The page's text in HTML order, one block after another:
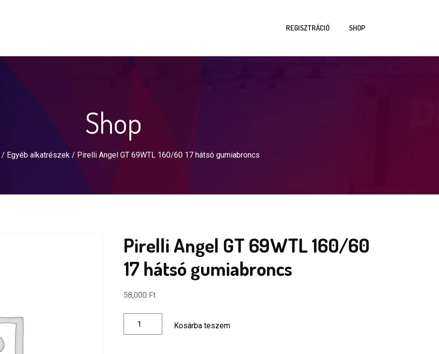
REGISZTRÁCIÓ SHOP
Shop
/ Egyéb alkatrészek / Pirelli Angel GT 69WTL 160/60 17 hátsó gumiabroncs
Pirelli Angel GT 69WTL 160/60
17 hátsó gumiabroncs
58,000 Ft
Angel
Kosárba teszem